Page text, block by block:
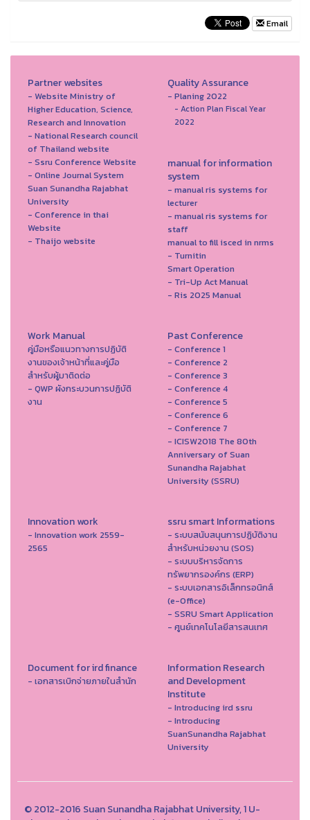
Email
Partner websites
- Website Ministry of
Higher Education, Science,
Research and Innovation
- National Research council
of Thailand website
- Ssru Conference Website
- Online Journal System
Suan Sunandha Rajabhat
University
- Conference in thai
Website
- Thaijo website
Quality Assurance
- Planing 2022
- Action Plan Fiscal Year
2022
manual for information
system
- manual ris systems for
lecturer
- manual ris systems for
staff
manual to fill isced in nrms
- Turnitin
Smart Operation
- Tri-Up Act Manual
- Ris 2025 Manual
Work Manual
คู่มือหรือแนวทางการปฏิบัติ
งานของเจ้าหน้าที่และคู่มือ
สำหรับผู้มาติดต่อ
- QWP ผังกระบวนการปฏิบัติ
งาน
Past Conference
- Conference 1
- Conference 2
- Conference 3
- Conference 4
- Conference 5
- Conference 6
- Conference 7
- ICISW2018 The 80th
Anniversary of Suan
Sunandha Rajabhat
University (SSRU)
Innovation work
- Innovation work 2559-
2565
ssru smart Informations
- ระบบสนับสนุนการปฏิบัติงาน
สำหรับหน่วยงาน (SOS)
- ระบบบริหารจัดการ
ทรัพยากรองค์กร (ERP)
- ระบบเอกสารอิเล็กทรอนิกส์
(e-Office)
- SSRU Smart Application
- ศูนย์เทคโนโลยีสารสนเทศ
Document for ird finance
- เอกสารเบิกจ่ายภายในสำนัก
Information Research
and Development
Institute
- Introducing ird ssru
- Introducing
SuanSunandha Rajabhat
University
© 2012-2016 Suan Sunandha Rajabhat University, 1 U-